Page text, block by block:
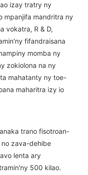
izay tratry ny
mpanjifa mandritra ny
vokatra, R & D,
fifandraisana
momba ny
zokiolona na ny
mahatanty ny toe-
maharitra izy io
trano fisotroan-
zava-dehibe
lenta ary
500 kilao.